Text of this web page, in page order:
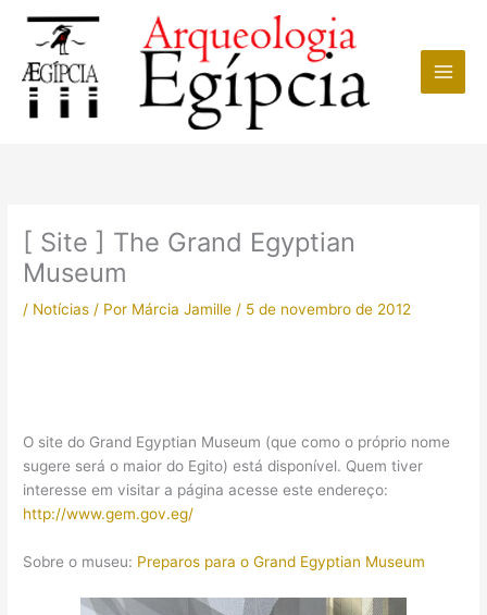
conteúdo
[ Site ] The Grand Egyptian
Museum
/ Notícias / Por Márcia Jamille / 5 de novembro de 2012
O site do Grand Egyptian Museum (que como o próprio nome
sugere será o maior do Egito) está disponível. Quem tiver
interesse em visitar a página acesse este endereço:
http://www.gem.gov.eg/
Sobre o museu: Preparos para o Grand Egyptian Museum